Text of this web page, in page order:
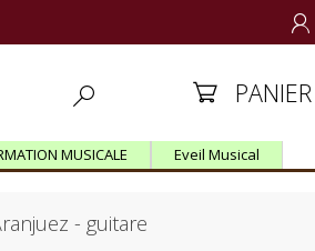

  PANIER
MUSICALE Eveil Musical
- guitare